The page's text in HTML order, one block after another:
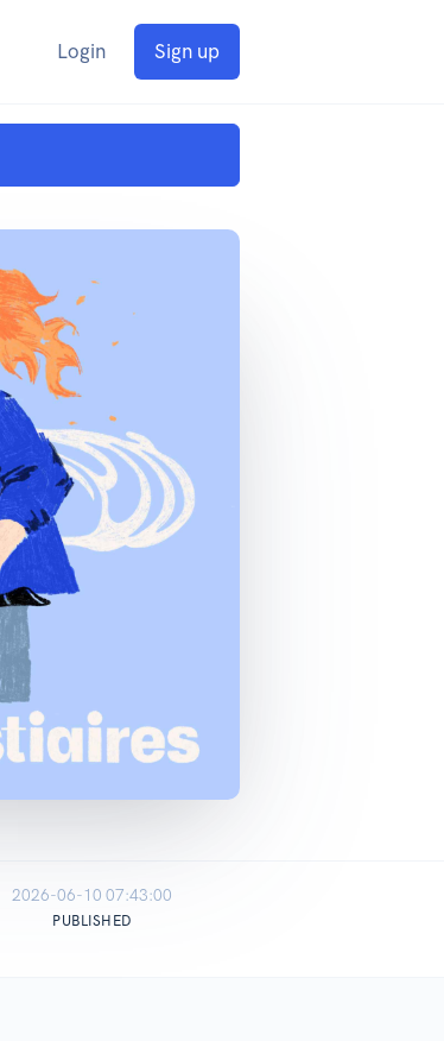
Login Sign up
2026-06-10 07:43:00
PUBLISHED